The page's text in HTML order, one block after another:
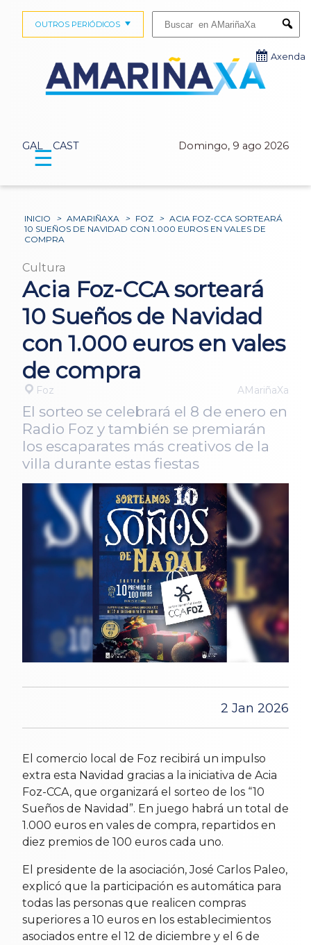
GAL CAST Domingo, 9 ago 2026
OUTROS PERIÓDICOS
Axenda
☰
INICIO > AMARIÑAXA > FOZ > ACIA FOZ-CCA SORTEARÁ
10 SUEÑOS DE NAVIDAD CON 1.000 EUROS EN VALES DE
COMPRA
Cultura
Acia Foz-CCA sorteará
10 Sueños de Navidad
con 1.000 euros en vales
de compra
Foz AMariñaXa
El sorteo se celebrará el 8 de enero en
Radio Foz y también se premiarán
los escaparates más creativos de la
villa durante estas fiestas
2 Jan 2026
El comercio local de Foz recibirá un impulso
extra esta Navidad gracias a la iniciativa de Acia
Foz-CCA, que organizará el sorteo de los “10
Sueños de Navidad”. En juego habrá un total de
1.000 euros en vales de compra, repartidos en
diez premios de 100 euros cada uno.
El presidente de la asociación, José Carlos Paleo,
explicó que la participación es automática para
todas las personas que realicen compras
superiores a 10 euros en los establecimientos
asociados entre el 12 de diciembre y el 6 de